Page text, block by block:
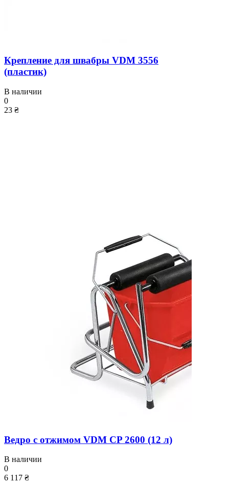
Крепление для швабры VDM 3556
(пластик)
В наличии
0
23 ₴
Ведро с отжимом VDM CP 2600 (12 л)
В наличии
0
6 117 ₴